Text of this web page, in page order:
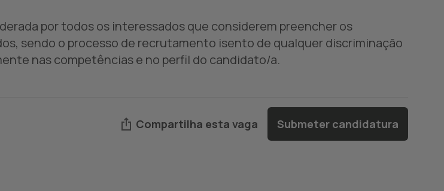
por todos os interessados que considerem preencher os
sendo o processo de recrutamento isento de qualquer discriminação
nas competências e no perfil do candidato/a.
Compartilha esta vaga Submeter candidatura